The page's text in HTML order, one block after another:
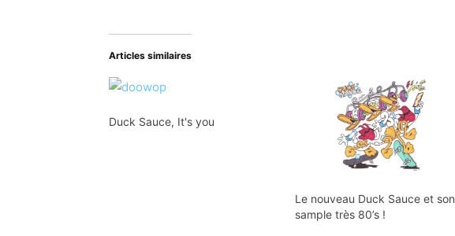
Articles similaires
Duck Sauce, It's you
Le nouveau Duck Sauce et son
sample très 80’s !